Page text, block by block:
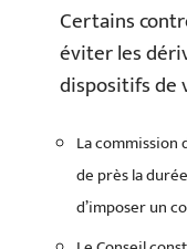
Certains
éviter les
dispositifs de
La
de près la
d’imposer un